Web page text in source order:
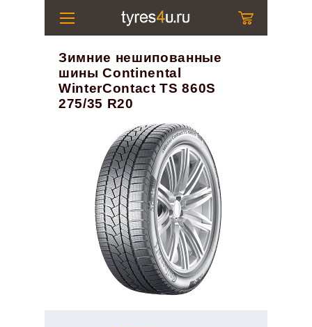
Зимние нешипованные
шины Continental
WinterContact TS 860S
275/35 R20